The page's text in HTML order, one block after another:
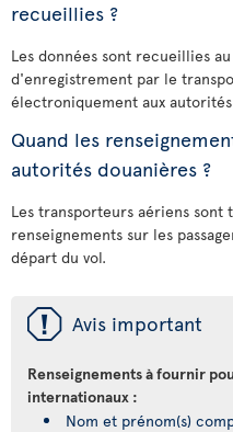
recueillies ?
Les données sont recueillies
d'enregistrement par le
électroniquement aux
Quand les
autorités douanières ?
Les transporteurs aériens sont
renseignements sur les
départ du vol.
ü Avis important
Renseignements à fournir
internationaux :
Nom et prénom(s)